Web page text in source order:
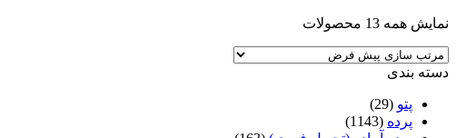
نمایش همه 13 محصولات
دسته بندی
پتو (29)
پرده (1143)